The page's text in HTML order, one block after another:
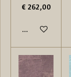
€ 262,00
In